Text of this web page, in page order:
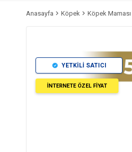
Anasayfa Köpek Köpek Maması
YETKİLİ SATICI
İNTERNETE ÖZEL FİYAT